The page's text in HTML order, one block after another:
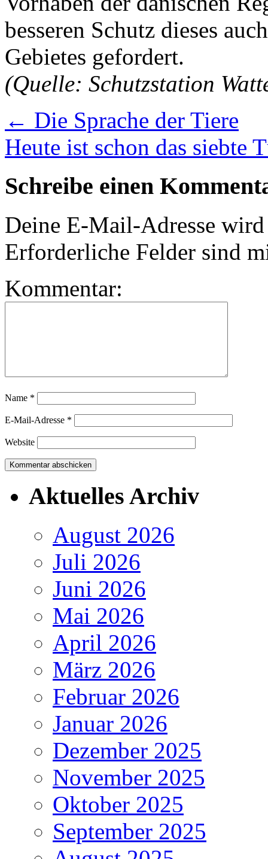
besseren Schutz dieses
Gebietes gefordert.
(Quelle: Schutzstation
← Die Sprache der Tiere
Heute ist schon das
Schreibe einen
Deine E-Mail-Adresse
Erforderliche Felder sind
Kommentar:
Name *
E-Mail-Adresse *
Website
Aktuelles Archiv
August 2026
Juli 2026
Juni 2026
Mai 2026
April 2026
März 2026
Februar 2026
Januar 2026
Dezember 2025
November 2025
Oktober 2025
September 2025